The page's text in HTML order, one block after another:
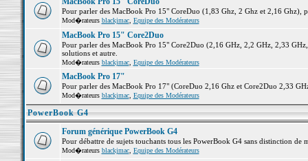
Pour parler des MacBook Pro 15" CoreDuo (1,83 Ghz, 2 Ghz et 2,16 Ghz),
Mod�rateurs blackjmac, Equipe des Modérateurs
MacBook Pro 15" Core2Duo
Pour parler des MacBook Pro 15" Core2Duo (2,16 GHz, 2,2 GHz, 2,33
solutions et autre.
Mod�rateurs blackjmac, Equipe des Modérateurs
MacBook Pro 17"
Pour parler des MacBook Pro 17" (CoreDuo 2,16 Ghz et Core2Duo 2,33
Mod�rateurs blackjmac, Equipe des Modérateurs
PowerBook G4
Forum générique PowerBook G4
Pour débattre de sujets touchants tous les PowerBook G4 sans distinction de
Mod�rateurs blackjmac, Equipe des Modérateurs